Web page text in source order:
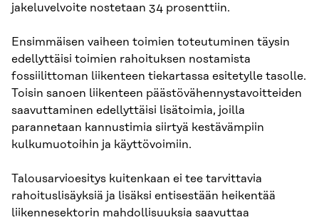
jakeluvelvoite nostetaan 34 prosenttiin.
Ensimmäisen vaiheen toimien toteutuminen täysin
edellyttäisi toimien rahoituksen nostamista
fossiilittoman liikenteen tiekartassa esitetylle tasolle.
Toisin sanoen liikenteen päästövähennystavoitteiden
saavuttaminen edellyttäisi lisätoimia, joilla
parannetaan kannustimia siirtyä kestävämpiin
kulkumuotoihin ja käyttövoimiin.
Talousarvioesitys kuitenkaan ei tee tarvittavia
rahoituslisäyksiä ja lisäksi entisestään heikentää
liikennesektorin mahdollisuuksia saavuttaa